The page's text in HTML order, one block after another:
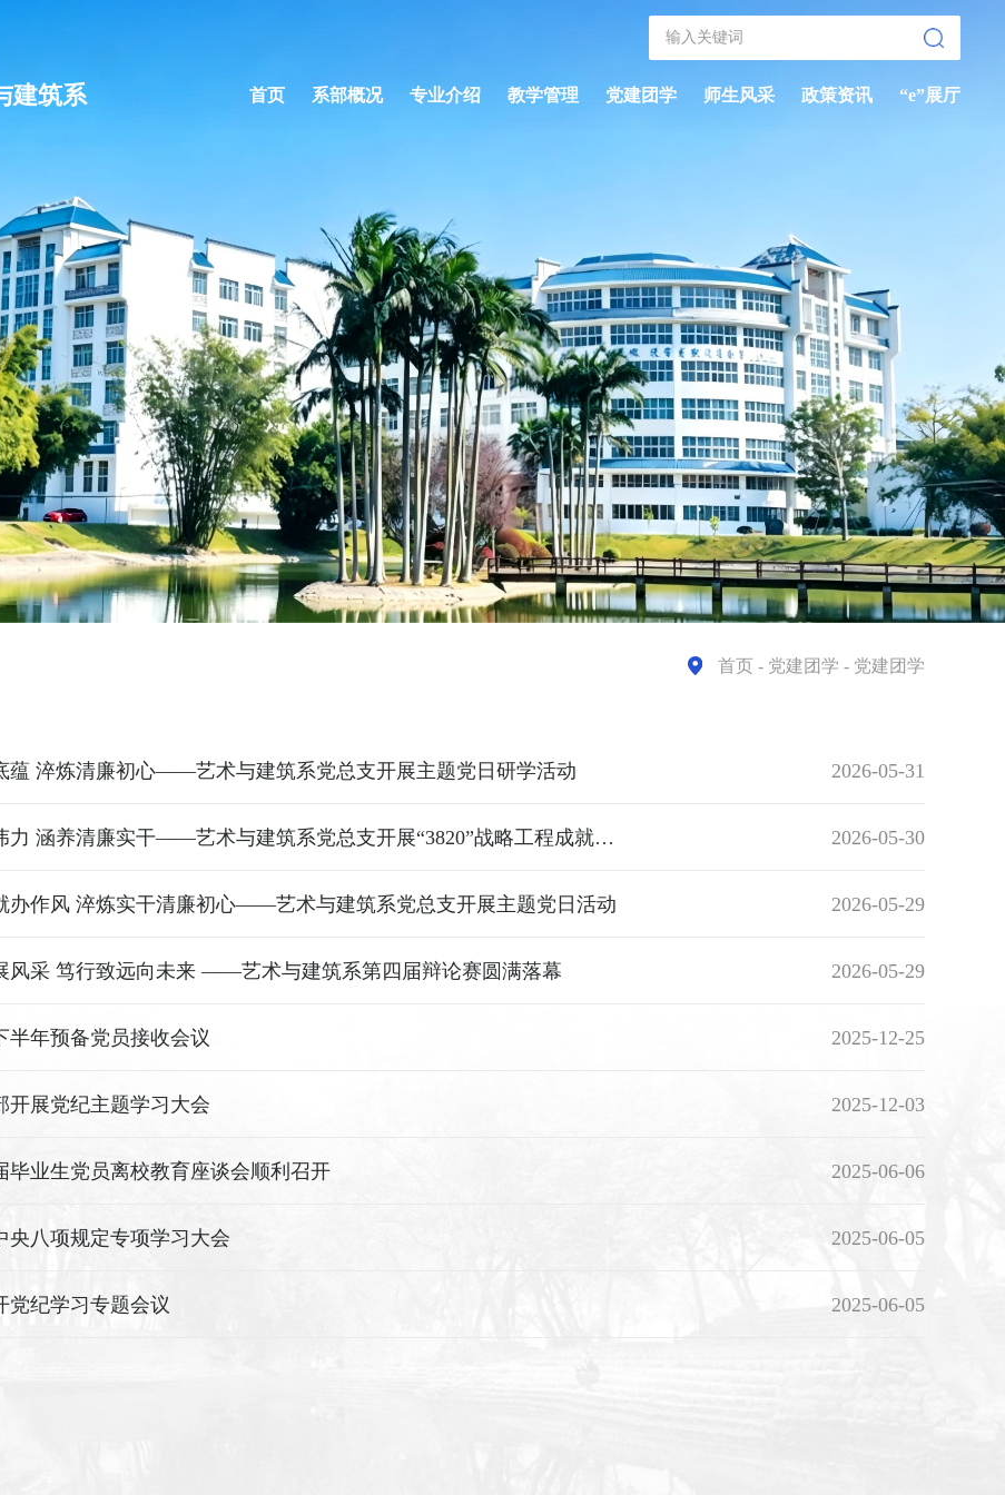
建筑系 首页 系部概况 专业介绍 教学管理 党建团学 师生风采 政策资讯 “e”展厅
首页 - 党建团学 - 党建团学
蕴 淬炼清廉初心——艺术与建筑系党总支开展主题党日研学活动 2026-05-31
感悟战略伟力 涵养清廉实干——艺术与建筑系党总支开展“3820”战略工程成就展主题党日活动 2026-05-30
办作风 淬炼实干清廉初心——艺术与建筑系党总支开展主题党日活动 2026-05-29
风采 笃行致远向未来 ——艺术与建筑系第四届辩论赛圆满落幕 2026-05-29
半年预备党员接收会议 2025-12-25
开展党纪主题学习大会 2025-12-03
毕业生党员离校教育座谈会顺利召开 2025-06-06
央八项规定专项学习大会 2025-06-05
党纪学习专题会议 2025-06-05